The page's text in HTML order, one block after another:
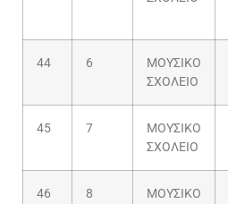
44 6
ΜΟΥΣΙΚΟ
ΣΧΟΛΕΙΟ
45 7
ΜΟΥΣΙΚΟ
ΣΧΟΛΕΙΟ
46 8
ΜΟΥΣΙΚΟ